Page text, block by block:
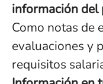
información del
Como notas de
evaluaciones y
requisitos